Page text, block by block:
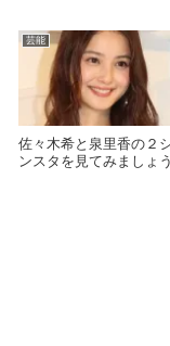
芸能
佐々木希と泉里香の２
ンスタを見てみましょう